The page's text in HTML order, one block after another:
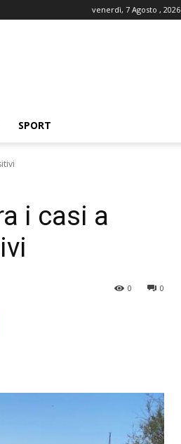
venerdì, 7 Agosto , 2026
SPORT
i casi a
0
0